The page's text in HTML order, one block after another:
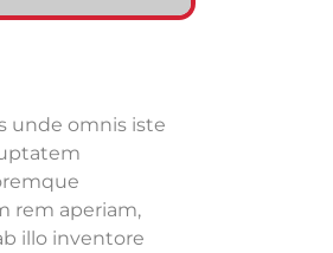
unde omnis iste
rem aperiam,
illo inventore